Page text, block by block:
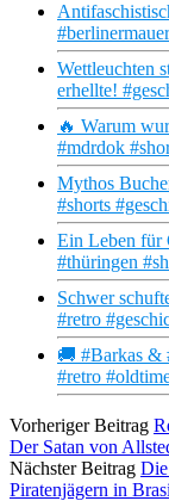
Wettleuchten
erhellte!
🔥 Warum
#mdrdok
Mythos
#shorts
Ein Leben für
#thüringen
Schwer
#retro
🚚 #Barkas &
#retro
Vorheriger Beitrag
Der Satan von
Nächster Beitrag
Piratenjägern in